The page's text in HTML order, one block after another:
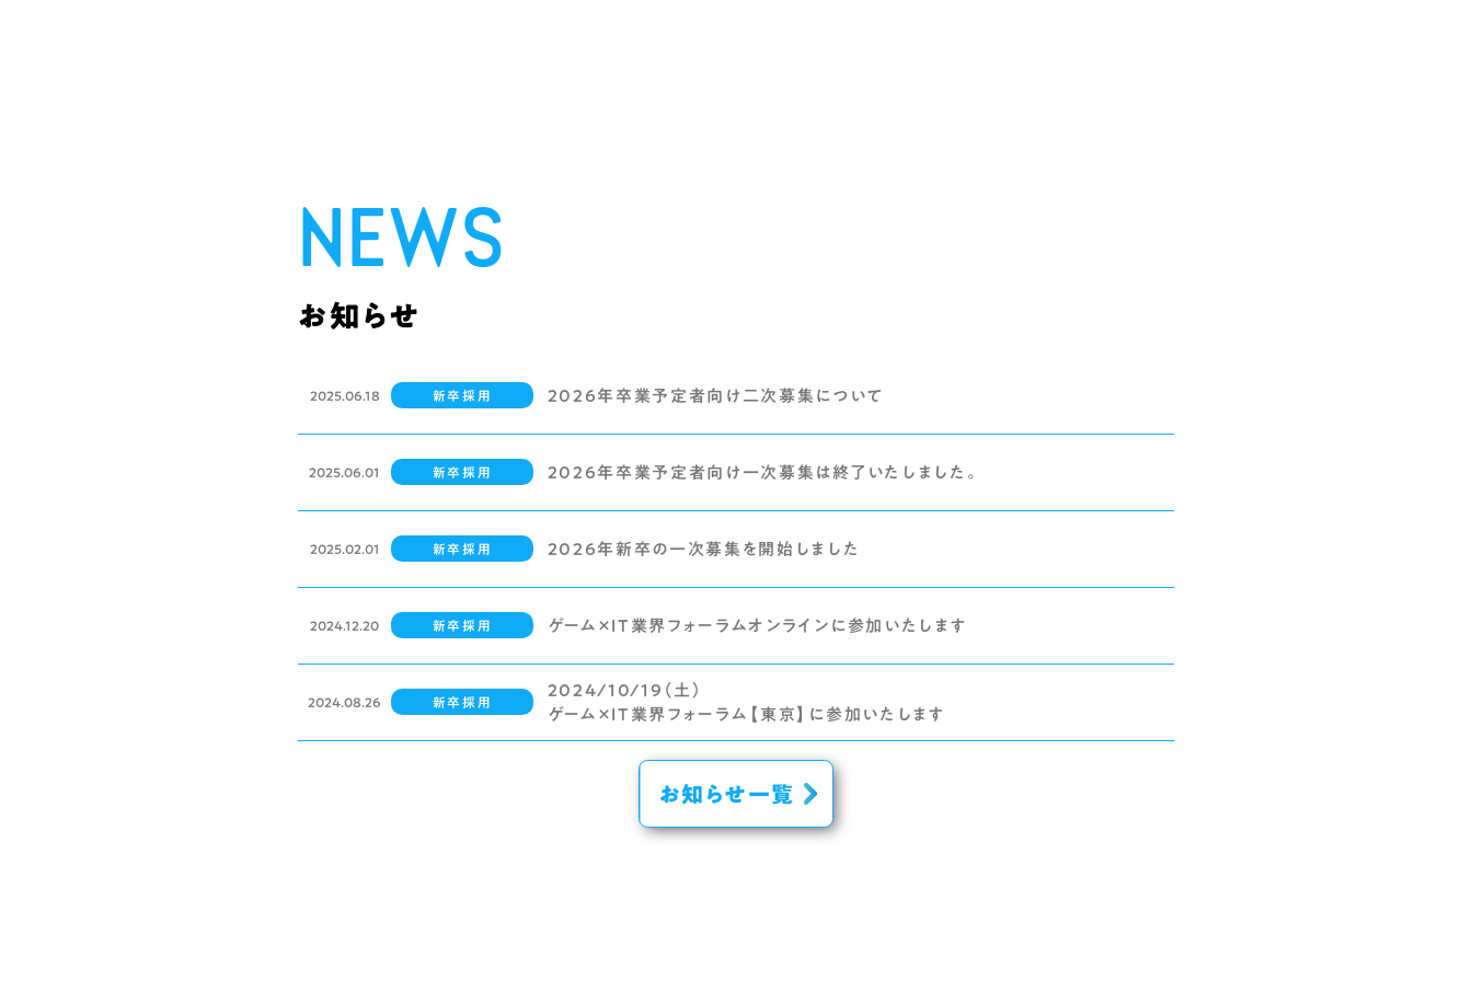
NEWS
お知らせ
2025.06.18 新卒採用 2026年卒業予定者向け二次募集について
2025.06.01 新卒採用 2026年卒業予定者向け一次募集は終了いたしました。
2025.02.01 新卒採用 2026年新卒の一次募集を開始しました
2024.12.20 新卒採用 ゲーム×IT業界フォーラムオンラインに参加いたします
2024.08.26 新卒採用
2024/10/19（土）
ゲーム×IT業界フォーラム【東京】に参加いたします
お知らせ一覧